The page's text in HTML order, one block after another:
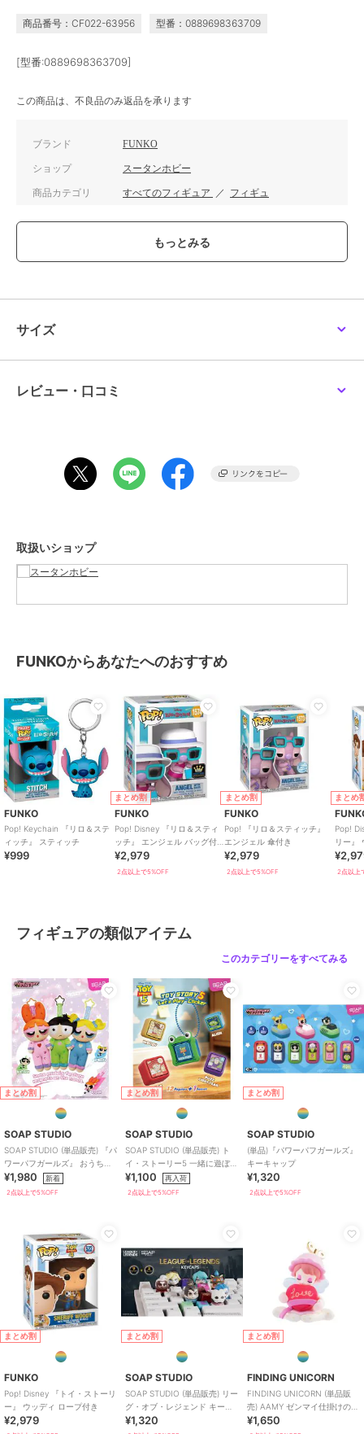
商品番号：CF022-63956 型番：0889698363709
[型番:0889698363709]
この商品は、不良品のみ返品を承ります
ブランド FUNKO
ショップ スータンホビー
商品カテゴリ すべてのフィギュア ／ フィギュ
サイズ
レビュー・口コミ
取扱いショップ
FUNKOからあなたへのおすすめ
FUNKO
Pop! Keychain 『リロ＆ステ
ィッチ』 スティッチ
¥999
まとめ割
FUNKO
Pop! Disney 『リロ＆スティ
ッチ』 エンジェル バッグ付
き
¥2,979
2点以上で5%OFF
まとめ割
FUNKO
Pop! 『リロ＆スティッチ』
エンジェル 傘付き
¥2,979
2点以上で5%OFF
まとめ
Pop!
リー』
2点以上
フィギュアの類似アイテム
このカテゴリーをすべてみる
まとめ割
SOAP STUDIO
SOAP STUDIO (単品販売) 『パ
ワーパフガールズ』 おうちほ
っこり ぬいぐるみ ブラインド
¥1,980 新着
2点以上で5%OFF
まとめ割
SOAP STUDIO
SOAP STUDIO (単品販売) ト
イ・ストーリー5 一緒に遊ぼう
クリッカー ブラインド
¥1,100 再入荷
2点以上で5%OFF
まとめ割
SOAP STUDIO
(単品)『パワーパフガールズ』
キーキャップ
¥1,320
2点以上で5%OFF
まとめ割
FUNKO
Pop! Disney 『トイ・ストーリ
ー』 ウッディ ロープ付き
¥2,979
まとめ割
SOAP STUDIO
SOAP STUDIO (単品販売) リー
グ・オブ・レジェンド キーキ
ャップ ブラインドボックス
¥1,320
まとめ割
FINDING UNICORN
FINDING UNICORN (単品販
売) AAMY ゼンマイ仕掛けのお
¥1,650